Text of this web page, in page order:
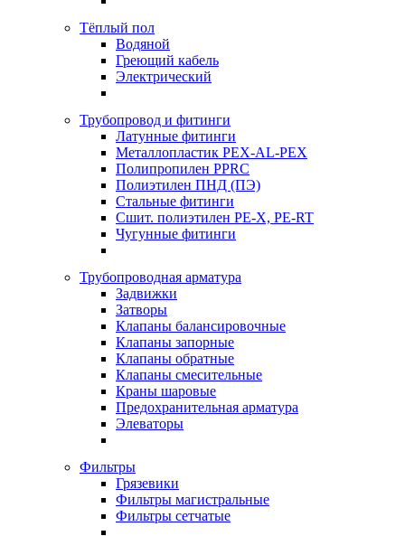
Тёплый пол
Водяной
Греющий кабель
Электрический
Трубопровод и фитинги
Латунные фитинги
Металлопластик PEX-AL-PEX
Полипропилен PPRC
Полиэтилен ПНД (ПЭ)
Стальные фитинги
Сшит. полиэтилен PE-X, PE-RT
Чугунные фитинги
Трубопроводная арматура
Задвижки
Затворы
Клапаны балансировочные
Клапаны запорные
Клапаны обратные
Клапаны смесительные
Краны шаровые
Предохранительная арматура
Элеваторы
Фильтры
Грязевики
Фильтры магистральные
Фильтры сетчатые